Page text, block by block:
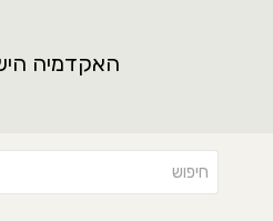
האקדמיה